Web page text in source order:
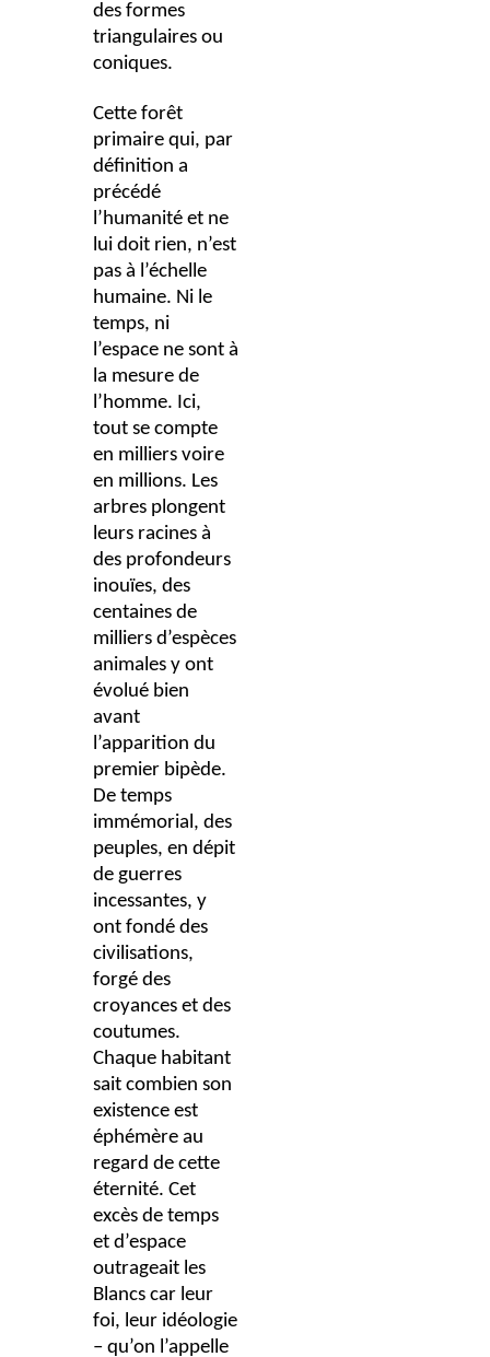
des formes
triangulaires ou
coniques.
Cette forêt
primaire qui, par
définition a
précédé
l’humanité et ne
lui doit rien, n’est
pas à l’échelle
humaine. Ni le
temps, ni
l’espace ne sont à
la mesure de
l’homme. Ici,
tout se compte
en milliers voire
en millions. Les
arbres plongent
leurs racines à
des profondeurs
inouïes, des
centaines de
milliers d’espèces
animales y ont
évolué bien
avant
l’apparition du
premier bipède.
De temps
immémorial, des
peuples, en dépit
de guerres
incessantes, y
ont fondé des
civilisations,
forgé des
croyances et des
coutumes.
Chaque habitant
sait combien son
existence est
éphémère au
regard de cette
éternité. Cet
excès de temps
et d’espace
outrageait les
Blancs car leur
foi, leur idéologie
– qu’on l’appelle